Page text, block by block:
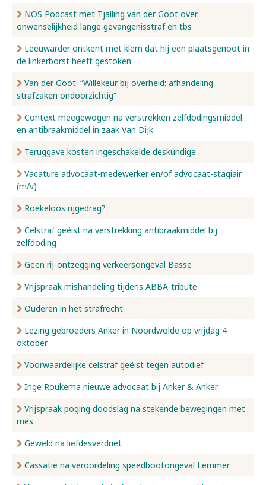
NOS Podcast met Tjalling van der Goot over
onwenselijkheid lange gevangenisstraf en tbs
Leeuwarder ontkent met klem dat hij een plaatsgenoot in
de linkerborst heeft gestoken
Van der Goot: “Willekeur bij overheid: afhandeling
strafzaken ondoorzichtig”
Context meegewogen na verstrekken zelfdodingsmiddel
en antibraakmiddel in zaak Van Dijk
Teruggave kosten ingeschakelde deskundige
Vacature advocaat-medewerker en/of advocaat-stagiair
(m/v)
Roekeloos rijgedrag?
Celstraf geëist na verstrekking antibraakmiddel bij
zelfdoding
Geen rij-ontzegging verkeersongeval Basse
Vrijspraak mishandeling tijdens ABBA-tribute
Ouderen in het strafrecht
Lezing gebroeders Anker in Noordwolde op vrijdag 4
oktober
Voorwaardelijke celstraf geëist tegen autodief
Inge Roukema nieuwe advocaat bij Anker & Anker
Vrijspraak poging doodslag na stekende bewegingen met
mes
Geweld na liefdesverdriet
Cassatie na veroordeling speedbootongeval Lemmer